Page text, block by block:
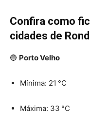
Confira como
cidades de
🔵 Porto Velho
Mínima: 21 °C
Máxima: 33 °C